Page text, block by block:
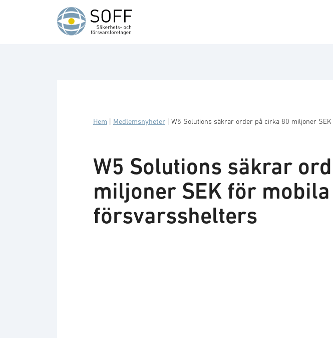
Hoppa till innehåll
Hem Medlemsnyheter W5 Solutions säkrar order på cirka 80 miljoner
W5 Solutions säkrar
miljoner SEK för mobila
försvarsshelters